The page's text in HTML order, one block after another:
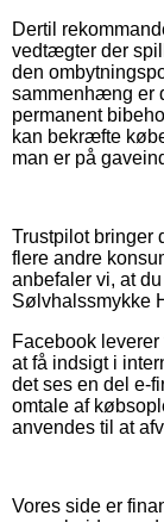
Dertil
vedtægter der
den
sammenhæng er
permanent
kan bekræfte
man er på
Trustpilot bringer
flere andre
anbefaler vi, at
Sølvhalssmykke
Facebook
at få indsigt i
det ses en del e-
omtale af
anvendes til at
Vores side er